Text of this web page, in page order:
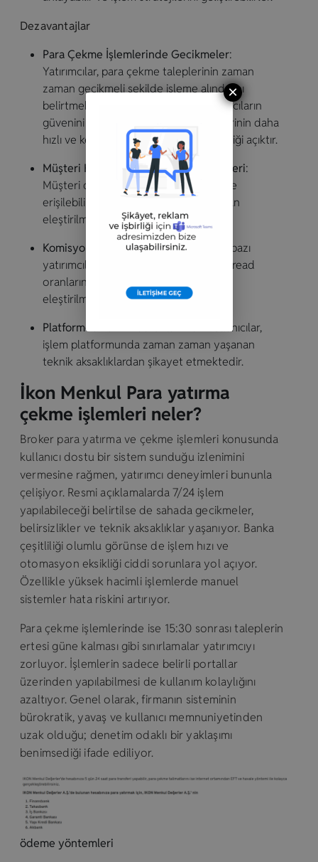
Dezavantajlar
Para Çekme İşlemlerinde Gecikmeler:
Yatırımcılar, para çekme taleplerinin zaman
zaman gecikmeli şekilde işleme alındığını
belirtmektedir. Bu tür sorunlar, yatırımcıların
güvenini sarsabilir. Para çekme işlemlerinin daha
hızlı ve kesintisiz gerçekleşmesi gerektiği açıktır.
Müşteri Hizmetleri ve Destek Eksiklikleri:
Müşteri destek hizmetlerinin kalitesi ve
erişilebilirliği, bazı yatırımcılar tarafından
eleştirilmektedir.
Komisyon ve Spread Oranları
: Broker bazı
yatırımcılar tarafından komisyon ve spread
oranlarının yüksek olduğu yönünde
eleştirilmektedir.
Platformda Teknik Sorunlar: Bazı kullanıcılar,
işlem platformunda zaman zaman yaşanan
teknik aksaklıklardan şikayet etmektedir.
İkon Menkul Para yatırma
çekme işlemleri neler?
Broker para yatırma ve çekme işlemleri konusunda
kullanıcı dostu bir sistem sunduğu izlenimini
vermesine rağmen, yatırımcı deneyimleri bununla
çelişiyor. Resmi açıklamalarda 7/24 işlem
yapılabileceği belirtilse de sahada gecikmeler,
belirsizlikler ve teknik aksaklıklar yaşanıyor. Banka
çeşitliliği olumlu görünse de işlem hızı ve
otomasyon eksikliği ciddi sorunlara yol açıyor.
Özellikle yüksek hacimli işlemlerde manuel
sistemler hata riskini artırıyor.
Para çekme işlemlerinde ise 15:30 sonrası taleplerin
ertesi güne kalması gibi sınırlamalar yatırımcıyı
zorluyor. İşlemlerin sadece belirli portallar
üzerinden yapılabilmesi de kullanım kolaylığını
azaltıyor. Genel olarak, firmanın sisteminin
bürokratik, yavaş ve kullanıcı memnuniyetinden
uzak olduğu; denetim odaklı bir yaklaşımı
benimsediği ifade ediliyor.
ödeme yöntemleri
×